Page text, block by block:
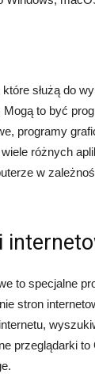
służą do
to być
programy
różnych
w
to specjalne
stron
przeglądarki